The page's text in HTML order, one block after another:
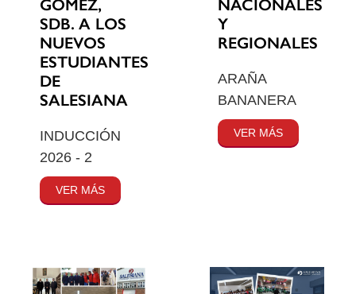
GÓMEZ,
SDB. A LOS
NUEVOS
ESTUDIANTES
DE
SALESIANA
INDUCCIÓN
2026 - 2
VER MÁS
NACIONALES
Y
REGIONALES
ARAÑA
BANANERA
VER MÁS